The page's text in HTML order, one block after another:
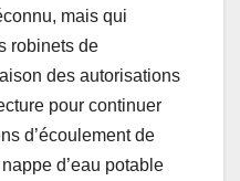
mais qui
robinets de
des autorisations
pour continuer
d’écoulement de
d’eau potable